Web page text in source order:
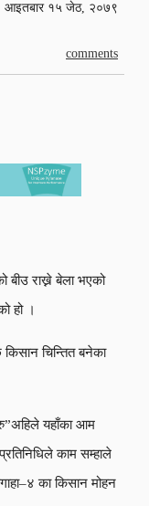
आइतबार १५ जेठ, २०७९
comments
बीउ राख्ने बेला भएको
हो ।
चिन्तित बनेका
यहाँका आम
काम सम्हाले
का किसान मोहन